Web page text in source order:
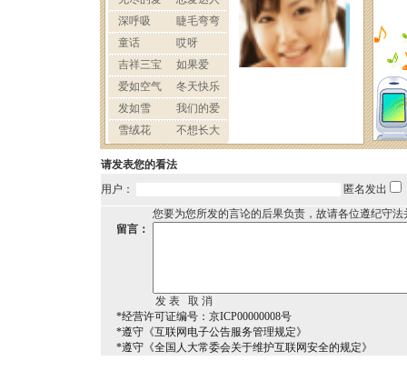
请发表您的看法
用户：
匿名发出
您要为您所发的言论的后果负责，故请各位遵纪守
留言：
*经营许可证编号：京ICP00000008号
*遵守《互联网电子公告服务管理规定》
*遵守《全国人大常委会关于维护互联网安全的规定》